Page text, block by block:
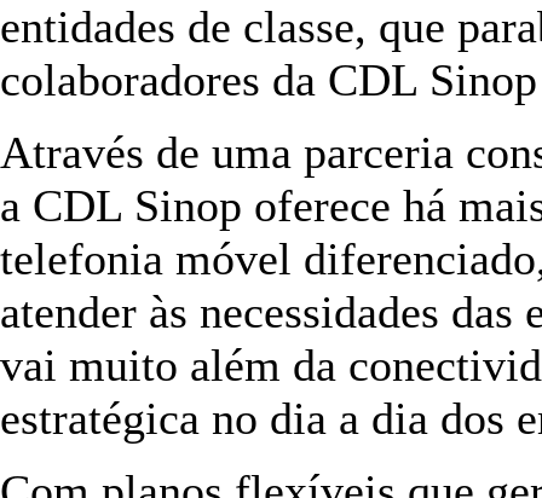
entidades de classe, que
colaboradores da CDL
Através de uma parceria
a CDL Sinop oferece há
telefonia móvel
atender às necessidades
vai muito além da
estratégica no dia a dia dos